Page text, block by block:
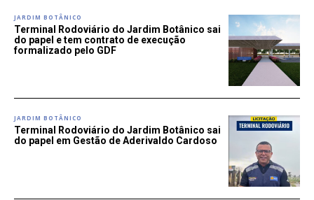
JARDIM BOTÂNICO
Terminal Rodoviário do Jardim Botânico sai
do papel e tem contrato de execução
formalizado pelo GDF
JARDIM BOTÂNICO
Terminal Rodoviário do Jardim Botânico sai
do papel em Gestão de Aderivaldo Cardoso